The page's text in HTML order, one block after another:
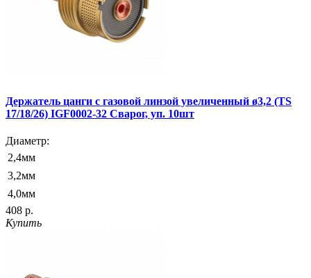
Держатель цанги c газовой линзой увеличенный ø3,2 (TS
17/18/26) IGF0002-32 Сварог, уп. 10шт
Диаметр:
2,4мм
3,2мм
4,0мм
408 р.
Купить